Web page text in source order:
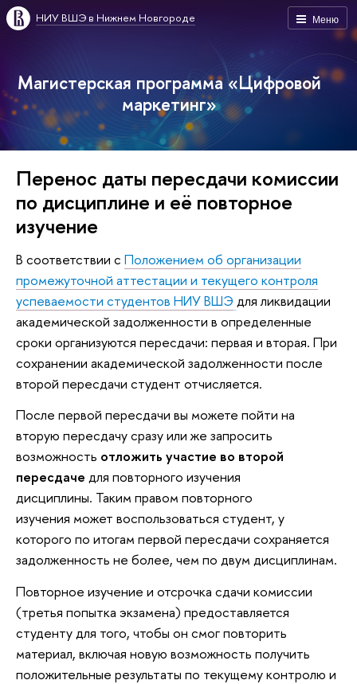
Меню
НИУ ВШЭ в Нижнем Новгороде
Магистерская программа «Цифровой
маркетинг»
Перенос даты пересдачи комиссии
по дисциплине и её повторное
изучение
В соответствии с Положением об организации
промежуточной аттестации и текущего контроля
успеваемости студентов НИУ ВШЭ для ликвидации
академической задолженности в определенные
сроки организуются пересдачи: первая и вторая. При
сохранении академической задолженности после
второй пересдачи студент отчисляется.
После первой пересдачи вы можете пойти на
вторую пересдачу сразу или же запросить
возможность отложить участие во второй
пересдаче для повторного изучения
дисциплины. Таким правом повторного
изучения может воспользоваться студент, у
которого по итогам первой пересдачи сохраняется
задолженность не более, чем по двум дисциплинам.
Повторное изучение и отсрочка сдачи комиссии
(третья попытка экзамена) предоставляется
студенту для того, чтобы он смог повторить
материал, включая новую возможность получить
положительные результаты по текущему контролю и